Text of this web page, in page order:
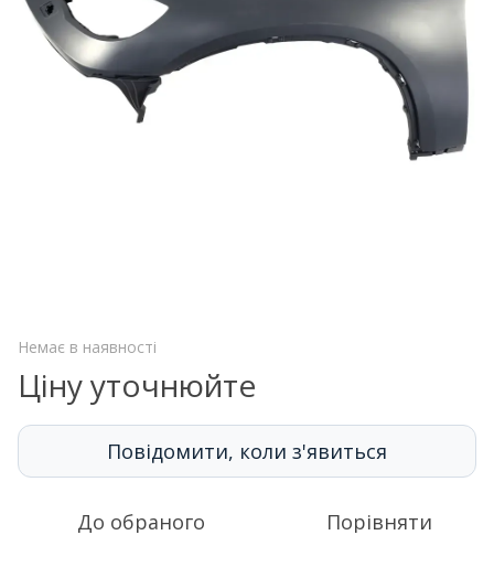
Немає в наявності
Ціну уточнюйте
Повідомити, коли з'явиться
До обраного Порівняти